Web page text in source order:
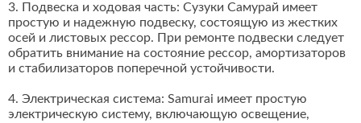
3. Подвеска и ходовая часть: Сузуки Самурай имеет
простую и надежную подвеску, состоящую из жестких
осей и листовых рессор. При ремонте подвески следует
обратить внимание на состояние рессор, амортизаторов
и стабилизаторов поперечной устойчивости.
4. Электрическая система: Samurai имеет простую
электрическую систему, включающую освещение,